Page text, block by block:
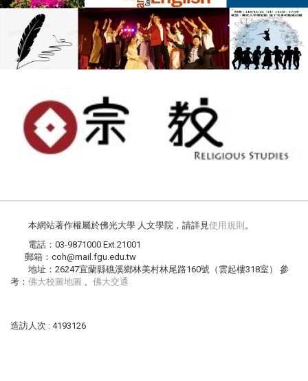
本網站著作權屬於佛光大學 人文學院，請詳見使用規則 。
電話：03-9871000 Ext.21001
郵箱：coh@mail.fgu.edu.tw
地址：26247宜蘭縣礁溪鄉林美村林尾路160號（雲起樓318室） 參
考： 佛大校圖地圖 、 佛大交通
造訪人次 : 4193126